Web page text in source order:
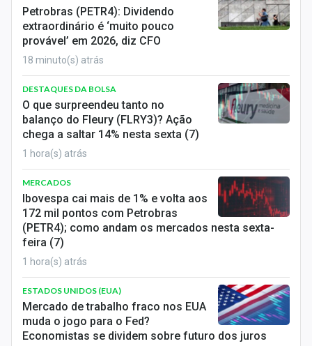
Economia
Empresas
Brasil
Política
Colunas
Especiais
Internacional
Marketing
Tecnologia
Conteúdo de Marca
Sobre
Petrobras (PETR4): Dividendo
extraordinário é ‘muito pouco
provável’ em 2026, diz CFO
18 minuto(s) atrás
DESTAQUES DA BOLSA
O que surpreendeu tanto no
balanço do Fleury (FLRY3)? Ação
chega a saltar 14% nesta sexta (7)
1 hora(s) atrás
MERCADOS
Ibovespa cai mais de 1% e volta aos
172 mil pontos com Petrobras
(PETR4); como andam os mercados nesta sexta-
feira (7)
1 hora(s) atrás
ESTADOS UNIDOS (EUA)
Mercado de trabalho fraco nos EUA
muda o jogo para o Fed?
Economistas se dividem sobre futuro dos juros